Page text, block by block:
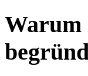
Warum